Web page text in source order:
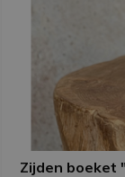
Zijden boeket